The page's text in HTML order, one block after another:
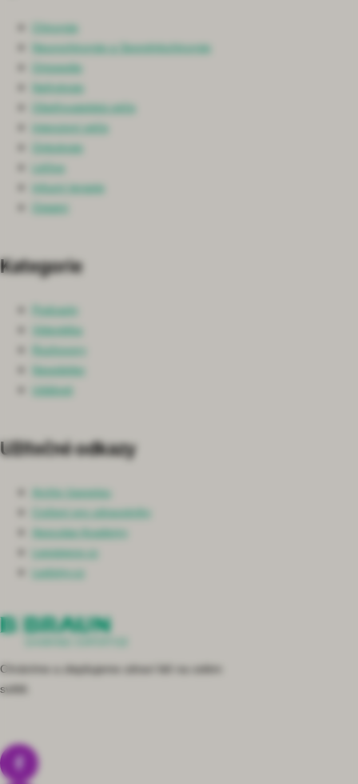
Chráníme a zlepšujeme zdraví lidí na celém
světě.
Chirurgie
Neurochirurgie a Spondylochirurgie
Ortopedie
Nefrologie
Ošetřovatelská péče
Intenzivní péče
Onkologie
Léčiva
Infuzní terapie
Ostatní
Kategorie
Podcasty
Videotéka
Rozhovory
Newsletter
Události
Užitečné odkazy
Archiv časopisu
Cvičení pro zdravotníky
Aesculap Academy
Lepsipece.cz
Ledviny.cz